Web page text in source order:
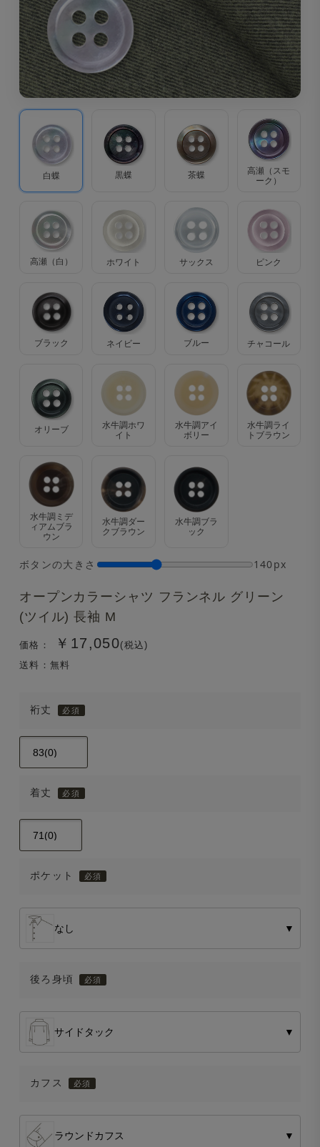
オープンカラーシャツ フランネル グリーン
(ツイル) 長袖 M
価格： ￥17,050(税込)
送料：無料
裄丈
着丈
ポケット
なし ▼
後ろ身頃
サイドタック ▼
カフス
ラウンドカフス ▼
白蝶 黒蝶 茶蝶
高瀬（スモ
ーク）
高瀬（白） ホワイト サックス ピンク
ブラック ネイビー ブルー チャコール
オリーブ
水牛調ホワ
イト
水牛調アイ
ボリー
水牛調ライ
トブラウン
水牛調ミデ
ィアムブラ
ウン
水牛調ダー
クブラウン
水牛調ブラ
ック
ボタンの大きさ 140px